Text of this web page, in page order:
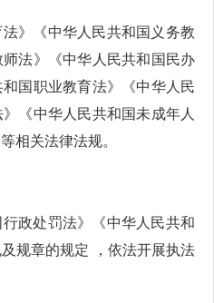
法》《中华人民共和国义务教
法》《中华人民共和国民办
国职业教育法》《中华人民
《中华人民共和国未成年人
相关法律法规。
政处罚法》《中华人民共和
规章的规定 ，依法开展执法